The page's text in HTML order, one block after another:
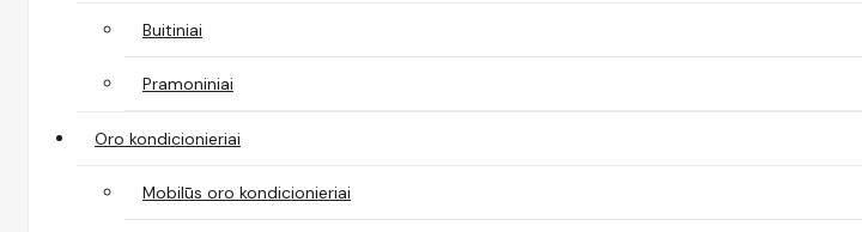
Buitiniai
Pramoniniai
Oro kondicionieriai
Mobilūs oro kondicionieriai